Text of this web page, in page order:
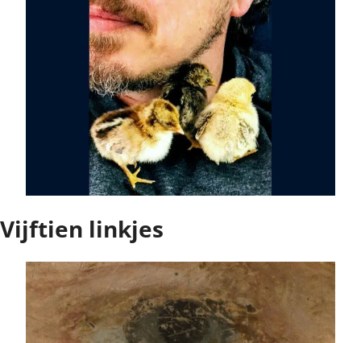
Vijftien linkjes